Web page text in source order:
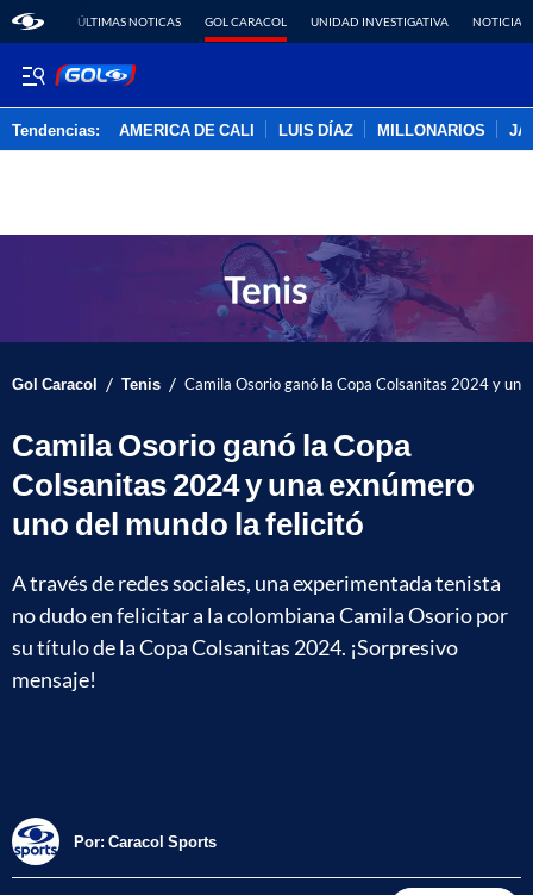
ÚLTIMAS NOTICAS GOL CARACOL UNIDAD INVESTIGATIVA NOTICIAS
Tendencias: AMERICA DE CALI LUIS DÍAZ MILLONARIOS
Gol Caracol / Tenis / Camila Osorio ganó la Copa Colsanitas 2024 y
Camila Osorio ganó la Copa
Colsanitas 2024 y una exnúmero
uno del mundo la felicitó
A través de redes sociales, una experimentada tenista
no dudo en felicitar a la colombiana Camila Osorio por
su título de la Copa Colsanitas 2024. ¡Sorpresivo
mensaje!
Por: Caracol Sports